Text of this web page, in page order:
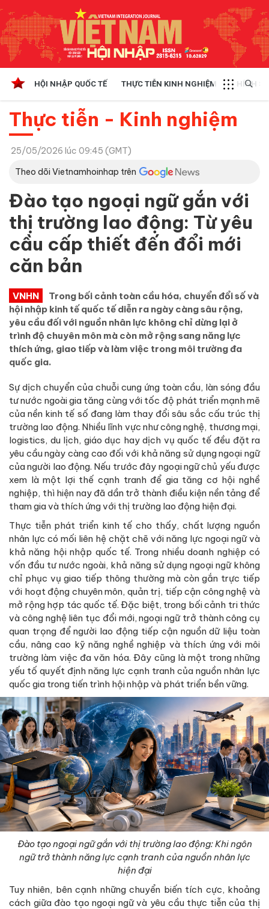
HỘI NHẬP QUỐC TẾ THỰC TIỄN KINH NGHIỆM CHÍNH
Thực tiễn - Kinh nghiệm
25/05/2026 lúc 09:45 (GMT)
Theo dõi Vietnamhoinhap trên
Đào tạo ngoại ngữ gắn với
thị trường lao động: Từ yêu
cầu cấp thiết đến đổi mới
căn bản
VNHN
Trong bối cảnh toàn cầu hóa, chuyển đổi số và
hội nhập kinh tế quốc tế diễn ra ngày càng sâu rộng,
yêu cầu đối với nguồn nhân lực không chỉ dừng lại ở
trình độ chuyên môn mà còn mở rộng sang năng lực
thích ứng, giao tiếp và làm việc trong môi trường đa
quốc gia.
Sự dịch chuyển của chuỗi cung ứng toàn cầu, làn sóng đầu
tư nước ngoài gia tăng cùng với tốc độ phát triển mạnh mẽ
của nền kinh tế số đang làm thay đổi sâu sắc cấu trúc thị
trường lao động. Nhiều lĩnh vực như công nghệ, thương mại,
logistics, du lịch, giáo dục hay dịch vụ quốc tế đều đặt ra
yêu cầu ngày càng cao đối với khả năng sử dụng ngoại ngữ
của người lao động. Nếu trước đây ngoại ngữ chủ yếu được
xem là một lợi thế cạnh tranh để gia tăng cơ hội nghề
nghiệp, thì hiện nay đã dần trở thành điều kiện nền tảng để
tham gia và thích ứng với thị trường lao động hiện đại.
Thực tiễn phát triển kinh tế cho thấy, chất lượng nguồn
nhân lực có mối liên hệ chặt chẽ với năng lực ngoại ngữ và
khả năng hội nhập quốc tế. Trong nhiều doanh nghiệp có
vốn đầu tư nước ngoài, khả năng sử dụng ngoại ngữ không
chỉ phục vụ giao tiếp thông thường mà còn gắn trực tiếp
với hoạt động chuyên môn, quản trị, tiếp cận công nghệ và
mở rộng hợp tác quốc tế. Đặc biệt, trong bối cảnh tri thức
và công nghệ liên tục đổi mới, ngoại ngữ trở thành công cụ
quan trọng để người lao động tiếp cận nguồn dữ liệu toàn
cầu, nâng cao kỹ năng nghề nghiệp và thích ứng với môi
trường làm việc đa văn hóa. Đây cũng là một trong những
yếu tố quyết định năng lực cạnh tranh của nguồn nhân lực
quốc gia trong tiến trình hội nhập và phát triển bền vững.
Đào tạo ngoại ngữ gắn với thị trường lao động: Khi ngôn
ngữ trở thành năng lực cạnh tranh của nguồn nhân lực
hiện đại
Tuy nhiên, bên cạnh những chuyển biến tích cực, khoảng
cách giữa đào tạo ngoại ngữ và yêu cầu thực tiễn của thị